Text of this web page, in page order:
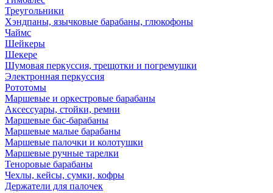
Треугольники
Хэндпаны, язычковые барабаны, глюкофоны
Чаймс
Шейкеры
Шекере
Шумовая перкуссия, трещотки и погремушки
Электронная перкуссия
Рототомы
Маршевые и оркестровые барабаны
Аксессуары, стойки, ремни
Маршевые бас-барабаны
Маршевые малые барабаны
Маршевые палочки и колотушки
Маршевые ручные тарелки
Теноровые барабаны
Чехлы, кейсы, сумки, кофры
Держатели для палочек